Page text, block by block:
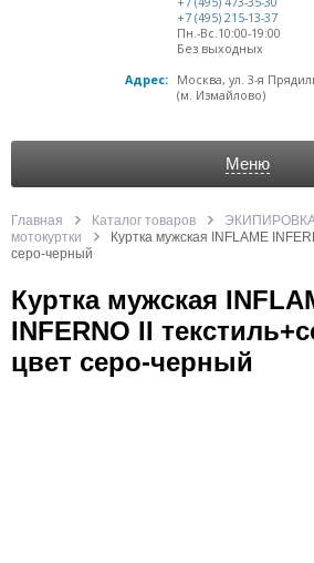
+7 (495) 215-13-37
Пн.-Вс.10:00-19:00
Без выходных
Адрес:
Москва, ул. 3-я
(м. Измайлово)
Меню
Главная Каталог товаров
мотокуртки
Куртка мужская INFLAME
серо-черный
Куртка мужская
INFERNO II
цвет серо-черный